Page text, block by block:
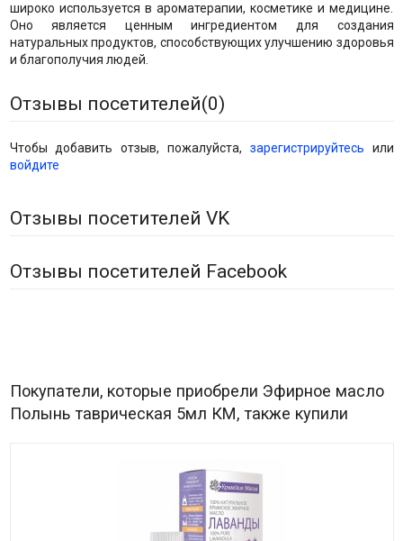
широко используется в ароматерапии, косметике и медицине.
Оно является ценным ингредиентом для создания
натуральных продуктов, способствующих улучшению здоровья
и благополучия людей.
Отзывы посетителей(0)
Чтобы добавить отзыв, пожалуйста, зарегистрируйтесь или
войдите
Отзывы посетителей VK
Отзывы посетителей Facebook
Покупатели, которые приобрели Эфирное масло
Полынь таврическая 5мл КМ, также купили